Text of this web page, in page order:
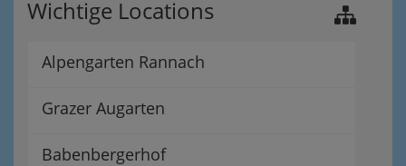
Wichtige Locations
Alpengarten Rannach
Grazer Augarten
Babenbergerhof